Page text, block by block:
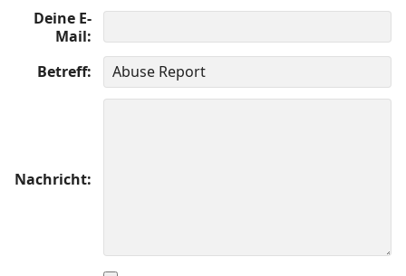
Deine E-
Mail
Betreff
Nachricht